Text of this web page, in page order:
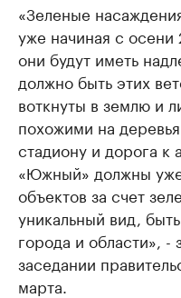
«Зеленые
уже начиная с осени
они будут иметь
должно быть этих
воткнуты в землю и
похожими на
стадиону и дорога к
«Южный» должны
объектов за счет
уникальный вид,
города и области», -
заседании
марта.